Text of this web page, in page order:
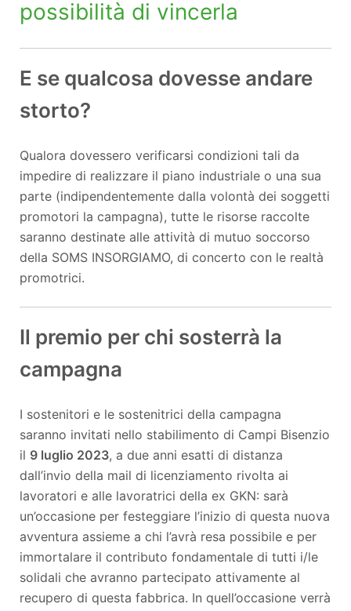
possibilità di vincerla
E se qualcosa dovesse andare
storto?
Qualora dovessero verificarsi condizioni tali da
impedire di realizzare il piano industriale o una sua
parte (indipendentemente dalla volontà dei soggetti
promotori la campagna), tutte le risorse raccolte
saranno destinate alle attività di mutuo soccorso
della SOMS INSORGIAMO, di concerto con le realtà
promotrici.
Il premio per chi sosterrà la
campagna
I sostenitori e le sostenitrici della campagna
saranno invitati nello stabilimento di Campi Bisenzio
il 9 luglio 2023, a due anni esatti di distanza
dall’invio della mail di licenziamento rivolta ai
lavoratori e alle lavoratrici della ex GKN: sarà
un’occasione per festeggiare l’inizio di questa nuova
avventura assieme a chi l’avrà resa possibile e per
immortalare il contributo fondamentale di tutti i/le
solidali che avranno partecipato attivamente al
recupero di questa fabbrica. In quell’occasione verrà